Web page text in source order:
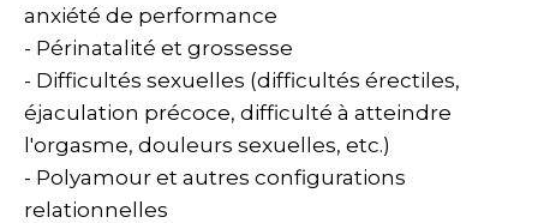
anxiété de performance
- Périnatalité et grossesse
- Difficultés sexuelles (difficultés érectiles,
éjaculation précoce, difficulté à atteindre
l'orgasme, douleurs sexuelles, etc.)
- Polyamour et autres configurations
relationnelles